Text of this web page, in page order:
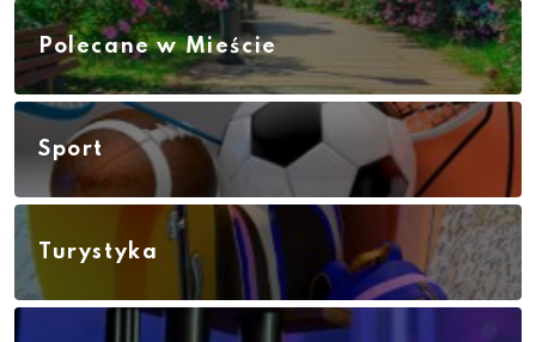
Polecane w Mieście
Sport
Turystyka